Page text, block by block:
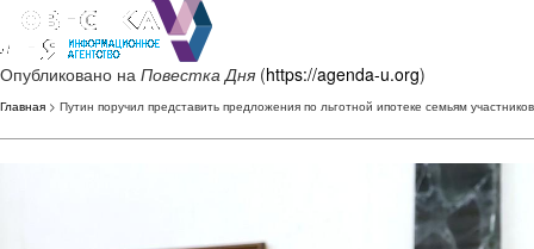
Опубликовано на Повестка Дня (https://agenda-u.org)
Главная > Путин поручил представить предложения по льготной ипотеке семьям